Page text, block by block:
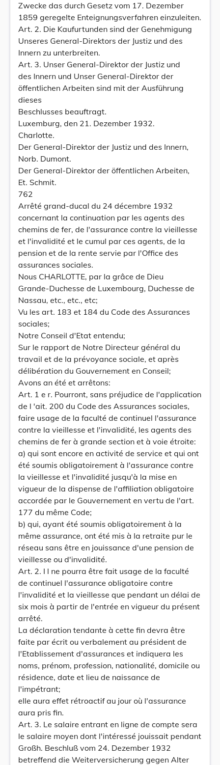
Zwecke das durch Gesetz vom 17. Dezember
1859 geregelte Enteignungsverfahren einzuleiten.
Art. 2. Die Kaufurtunden sind der Genehmigung
Unseres General-Direktors der Justiz und des
Innern zu unterbreiten.
Art. 3. Unser General-Direktor der Justiz und
des Innern und Unser General-Direktor der
öffentlichen Arbeiten sind mit der Ausführung
dieses
Beschlusses beauftragt.
Luxemburg, den 21. Dezember 1932.
Charlotte.
Der General-Direktor der Justiz und des Innern,
Norb. Dumont.
Der General-Direktor der öffentlichen Arbeiten,
Et. Schmit.
762
Arrêté grand-ducal du 24 décembre 1932
concernant la continuation par les agents des
chemins de fer, de l'assurance contre la vieillesse
et l'invalidité et le cumul par ces agents, de la
pension et de la rente servie par l'Office des
assurances sociales.
Nous CHARLOTTE, par la grâce de Dieu
Grande-Duchesse de Luxembourg, Duchesse de
Nassau, etc., etc., etc;
Vu les art. 183 et 184 du Code des Assurances
sociales;
Notre Conseil d'Etat entendu;
Sur le rapport de Notre Directeur général du
travail et de la prévoyance sociale, et après
délibération du Gouvernement en Conseil;
Avons an été et arrêtons:
Art. 1 e r. Pourront, sans préjudice de l'application
de l 'ait. 200 du Code des Assurances sociales,
faire usage de la faculté de continuel l'assurance
contre la vieillesse et l'invalidité, les agents des
chemins de fer à grande section et à voie étroite:
a) qui sont encore en activité de service et qui ont
été soumis obligatoirement à l'assurance contre
la vieillesse et l'invalidité jusqu'à la mise en
vigueur de la dispense de l'affiliation obligatoire
accordée par le Gouvernement en vertu de l'art.
177 du même Code;
b) qui, ayant été soumis obligatoirement à la
même assurance, ont été mis à la retraite pur le
réseau sans être en jouissance d'une pension de
vieillesse ou d'invalidité.
Art. 2. I l ne pourra être fait usage de la faculté
de continuel l'assurance obligatoire contre
l'invalidité et la vieillesse que pendant un délai de
six mois à partir de l'entrée en vigueur du présent
arrêté.
La déclaration tendante à cette fin devra être
faite par écrit ou verbalement au président de
l'Etablissement d'assurances et indiquera les
noms, prénom, profession, nationalité, domicile ou
résidence, date et lieu de naissance de
l'impétrant;
elle aura effet rétroactif au jour où l'assurance
aura pris fin.
Art. 3. Le salaire entrant en ligne de compte sera
le salaire moyen dont l'intéressé jouissait pendant
Großh. Beschluß vom 24. Dezember 1932
betreffend die Weiterversicherung gegen Alter